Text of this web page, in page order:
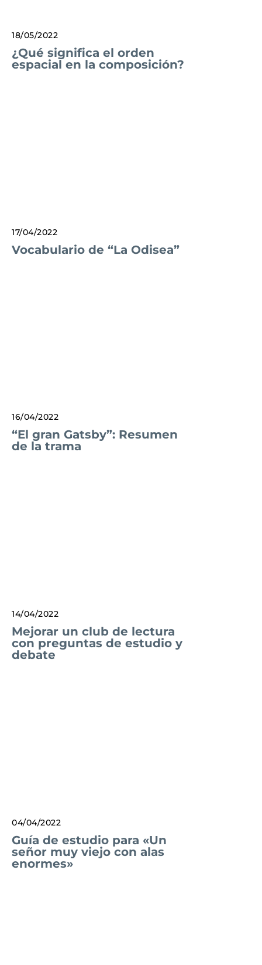
18/05/2022
¿Qué significa el orden
espacial en la composición?
17/04/2022
Vocabulario de “La Odisea”
16/04/2022
“El gran Gatsby”: Resumen
de la trama
14/04/2022
Mejorar un club de lectura
con preguntas de estudio y
debate
04/04/2022
Guía de estudio para «Un
señor muy viejo con alas
enormes»